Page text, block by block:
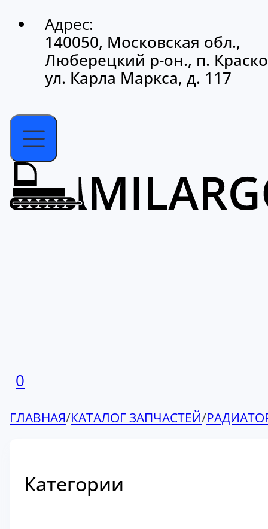
Адрес:
140050, Московская обл.,
Люберецкий р-он., п.
ул. Карла Маркса, д. 117
0
ГЛАВНАЯ/КАТАЛОГ ЗАПЧАСТЕЙ/
Категории